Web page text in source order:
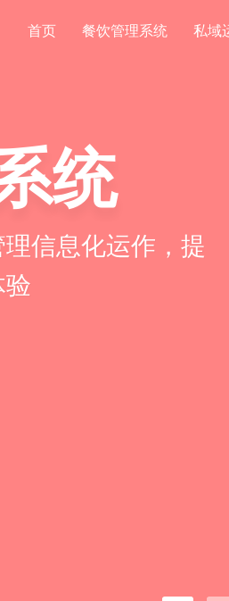
首页 餐饮管理系统 私域
统
信息化运作，提
验